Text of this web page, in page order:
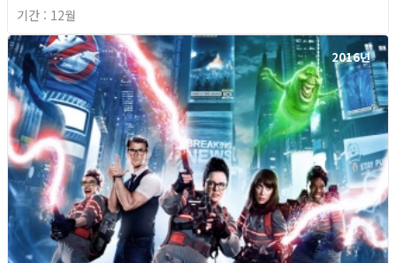
기간 : 12월
2016년